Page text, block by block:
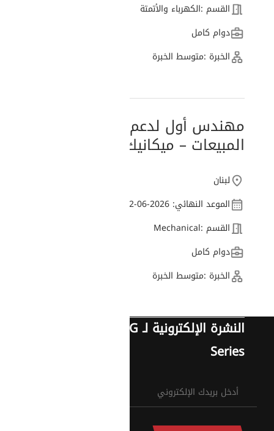
القسم :الكهرباء والأتمتة
دوام كامل
الخبرة :متوسط الخبرة
مهندس أول لدعم
المبيعات – ميكانيك
لبنان
الموعد النهائي: 2026-06-12
القسم :Mechanical
دوام كامل
الخبرة :متوسط الخبرة
النشرة الإلكترونية لـ G
Series